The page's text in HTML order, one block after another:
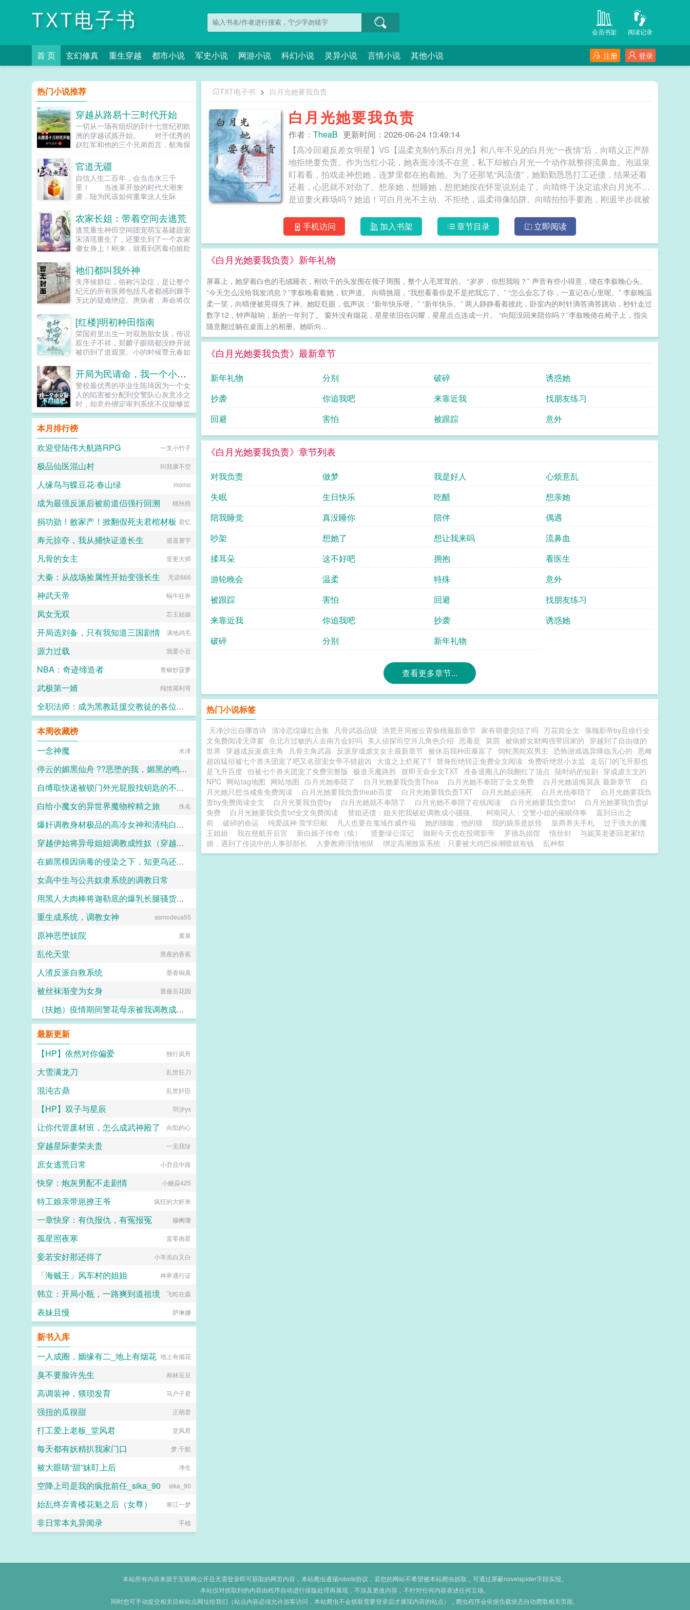
TXT电子书 阅读记录
会员书架
首 页 玄幻修真 重生穿越 都市小说 军史小说 网游小说 科幻小说 灵异小说 言情小说 其他小说 登录
注册
TXT电子书 > 白月光她要我负责
白月光她要我负责
作者： TheaB 更新时间：2026-06-24 13:49:14
【高冷回避反差女明星】VS【温柔克制钓系白月光】和八年不见的白月光“一夜情”后，向晴义正严辞
地拒绝要负责。作为当红小花，她表面冷淡不在意，私下却被白月光一个动作就整得流鼻血。泡温泉
盯着看，拍戏走神想她，连梦里都在抱着她。为了还那笔“风流债”，她勤勤恳恳打工还债，结果还着
还着，心思就不对劲了。想亲她，想睡她，想把她按在怀里说别走了。向晴终于决定追求白月光不就
是追妻火葬场吗？她追！可白月光不主动、不拒绝，温柔得像陷阱。向晴拍拍手要跑，刚退半步就被
没放下过，也根本没打算让向晴跑掉。那些“不主动不拒绝”的暧昧，每一步都算好了——让她靠近，
让她心软，让她再也舍不得松手。就是算准了她爱她。这哪里是追妻火葬场，分明是猎物自投罗网。
破镜重圆，娱乐圈，钓系白月光1v1双洁 白月光她要我负责
手机访问 加入书架 章节目录 立即阅读
《白月光她要我负责》新年礼物
屏幕上，她穿着白色的毛绒睡衣，刚吹干的头发围在领子周围，整个人毛茸茸的。 “岁岁，你想我啦？” 声音有些小得意，绕在李叙晚心头。
“今天怎么没给我发消息？”李叙晚看着她，软声道。 向晴挑眉，“我想看看你是不是把我忘了。” “怎么会忘了你，一直记在心里呢。” 李叙晚温
柔一笑，向晴便被晃得失了神。她眨眨眼，低声说：“新年快乐呀。” “新年快乐。” 两人静静看着彼此，卧室内的时针滴答滴答跳动，秒针走过
数字12，钟声敲响，新的一年到了。 窗外没有烟花，星星依旧在闪耀，星星点点连成一片。 “向阳没回来陪你吗？”李叙晚倚在椅子上，指尖
随意翻过躺在桌面上的相册。她听向...
《白月光她要我负责》最新章节
新年礼物 分别 破碎
诱惑她
抄袭
你追我吧 来靠近我
找朋友练习
回避
害怕 被跟踪 意外
《白月光她要我负责》章节列表
对我负责 做梦 我是好人
心烦意乱
失眠
生日快乐 吃醋
想亲她
陪我睡觉
真没睡你 陪伴
偶遇
吵架
想她了 想让我来吗
流鼻血
揉耳朵
这不好吧 拥抱
看医生
游轮晚会
温柔 特殊
意外
被跟踪
害怕 回避
找朋友练习
来靠近我
你追我吧 抄袭
诱惑她
破碎
分别 新年礼物
查看更多章节...
热门小说标签
天净沙出自哪首诗 清冷恋综爆红合集 凡骨武器品级 洪荒开局被云霄偷桃最新章节 家有萌妻完结了吗 万花筒全文 落魄影帝by且徐行全
文免费阅读无弹窗 在北方过敏的人去南方会好吗 美人侦探司空月儿角色介绍 恶毒是 莫茴 被病娇女财阀强带回家的 穿越到了自由做的
世界 穿越成反派虐主角 凡骨主角武器 反派穿成虐文女主最新章节 被休后我种田暴富了 饲蛇黑蛇双男主 恐怖游戏诡异降临无心的 恶雌
超凶猛但被七个兽夫团宠了吧又名甜宠女帝不错超凶 大道之上烂尾了? 替身拒绝转正免费全文阅读 免费听绝世小太监 走后门的飞升那也
是飞升百度 但被七个兽夫团宠了免费完整版 极道天魔路胜 朕即天命全文TXT 准备退圈儿的我翻红了顶点 陆时屿的短剧 穿成虐主文的
NPC 网站tag地图 网站地图 白月光她奉陪了 白月光她要我负责Thea 白月光她不奉陪了全文免费 白月光她追悔莫及 最新章节
白
月光她只想当咸鱼免费阅读
白月光她要我负责theab百度 白月光她要我负责TXT 白月光她必须死 白月光他奉陪了
白月光她要我负
责by免费阅读全文
白月光要我负责by 白月光她就不奉陪了 白月光她不奉陪了在线阅读 白月光她要我负责txt
白月光她要我负责gl
免费
白月光她要我负责txt全文免费阅读 替姐还债：姐夫把我破处调教成小骚猫。 柯南同人：交警小姐的催眠侍奉
直到日出之
前
破碎的命运 纯爱战神·萤学巨献 凡人也要在鬼域作威作福 她的猫咖，他的猫 我的娘亲是妖怪 皇商养夫手札
过于强大的魔
王姐姐
我在慈航开后宫 新白娘子传奇（续） 贤妻绿公淫记 御厨今天也在投喂影帝 罗德岛娼馆 情丝剑
与妮芙老婆回老家结
婚，遇到了传说中的人事部部长
人妻教师淫情地狱 绑定高潮致富系统：只要被大鸡巴操潮喷就有钱 乱种祭
热门小说推荐
穿越从路易十三时代开始
一切从一场有组织的到十七世纪初欧
洲的穿越试炼开始。 对于优秀的
赵红军和他的三个兄弟而言，航海探
前提是通过五百名额的试炼…...
官道无疆
自信人生二百年，会当击水三千
里！ 当改革开放的时代大潮来
袭，陆为民该如何重掌这人生际
的崛起，诡谲起伏的人生，沉浮跌宕
的官场，一步一个脚印，抓住每一个
机会，大道无形，行者无疆，漫漫官
道，唯有胸怀天地，志存高远，方能
直抵彼岸。 官场经典之作。...
农家长姐：带着空间去逃荒
逃荒重生种田空间团宠萌宝基建甜宠
宋清瑶重生了，还重生到了一个农家
傻女身上！刚来，就看到恶毒伯娘欺
了。刚解决了，就遇...
祂们都叫我外神
失序候群症，俗称污染症，是让整个
纪元的所有医师包括凡者都感到棘手
无比的疑难绝症。患病者，寿命将仅
们无一例外地蜕变为扭曲怪物，沦为
污祟的帮凶，天灾的眷属以及盘踞于
此世之外的邪神任采任撷的信仰源
泉。病原因未知。病时间未知。传染
度极高。治疗方法无。病患危险程度
秩序部门汇报其行踪，我们将第一时
间赶到现场将其击毙保证群众安全，
对于举报成功者，我们颁五金币以资
嘉奖。于是第二天，秩序局门口多出
一位自告奋勇的失序者。里亚克尔查
先生，我实名举报我自己，申请批
准！怎么又是你！你非得每天来这里
自打卡一次吗！！？...
[红楼]明初种田指南
荣国府里出生一对双胞胎女孩，传说
双生子不祥，郑麟子眼睛都没睁开就
被扔到了道观里。小的时候贾元春如
长大后贾元春进入深宫从此战战兢
兢，日夜为家族父母机关算尽。郑麟
子开始一点点经营自己的小日子，倒
也过得有滋有味。因为养牛让牛痘提
前出现，因为种棉，引导大家改用飞
梭日子日新月异，但是荣国府却突然
凑上来了。麟子别来沾边，你们姓贾
我姓郑，咱们不是一家人。以下是预
收在始皇帝面前打败李二凤李二凤这
位靠玄武门继承法上位的千古一帝在
驾崩的时候有人问他愿不愿意去给秦
始皇当太子，如果愿意，就让长孙皇
后跟着一起去。李世民大喜，摩拳擦
掌准备去做秦二世，还厚脸皮想把贞
观朝的群臣带上。子央，因为经常出
车祸得到外号子央的考古系倒霉蛋大
学生。她再次遇到了车祸后，在生死
一瞬间有人问她愿不愿意去给秦始皇
当孩子，只要得到始皇帝一句子央，
吾家麒麟女的评价就能在现实世界中
避开这次死亡。子央当然愿意啊！觉
得这是天上掉馅饼的好事，哄着秦始
皇夸自己一句没难度，有嘴就能办。
可是等她到了咸阳发现这事儿还真不
好办，因为李世民版本的扶苏简直是
始皇帝的梦中太子。有了他，所有的
王子公主都是草，只有太子才是宝！
子央咋办？这地狱难度啊，我身体还
在抢救，急需始皇帝夸我一句啊！子
央快急死了，但是李二凤也太优秀
了。子央李二凤我和你拼了！...
开局为民请命，我一个小交警不合适吧
警校最优秀的毕业生陈琦因为一个女
人的陷害被分配到交警队心灰意冷之
时，却意外绑定审判系统不仅能够监
测到罪犯，还能通过抓罪犯获得奖励
咱虽是一介小小交警，咱也能为名除
害！...
本月排行榜
欢迎登陆伟大航路RPG
一支小竹子
极品仙医混山村 叫我康不空
人缘鸟与蝶豆花·春山绿 momo
成为最强反派后被前道侣强行回溯 桃秋梧
捐功勋！败家产！掀翻假死夫君棺材板 君忆
寿元掠夺，我从捕快证道长生 逍遥寰宇
凡骨的女主 壹更大师
大秦：从战场捡属性开始变强长生 无谅666
神武天帝 蜗牛狂奔
凤女无双 芯玉姑娘
开局选刘备，只有我知道三国剧情 满地鸡毛
源力过载 我爱小豆
NBA：奇迹缔造者 青椒炒菠萝
武极第一婿 纯情犀利哥
全职法师：成为黑教廷援交教徒的各位婊子
本周收藏榜
一念神魔
水泽
停云的媚黑仙舟 ??恶堕的我，媚黑的鸣火首席以及仙舟??
自缚取快递被锁门外光屁股找钥匙的不良妹妹
黑翼君
白给小魔女的异世界魔物榨精之旅 佚名
爆奸调教身材极品的高冷女神和清纯白袜甜妹留学生，射满她们的鞋柜里的高跟鞋和小皮鞋
穿越伊始将异母姐姐调教成性奴（穿越到异世界把高贵强大的女性征服至胯下）
在媚黑模因病毒的侵染之下，知更鸟还是恶堕成了黑爹的媚黑母猪
人头木321
女高中生与公共奴隶系统的调教日常
喵不可言
用黑人大肉棒将迦勒底的爆乳长腿骚货英灵一个个的全都调教成发情媚黑母猪贱婊吧
克图格亚改二
重生成系统，调教女神 asmodeus55
原神恶堕妓院 黄泉
乱伦天堂 黑夜的香蕉
人渣反派自救系统 墨香铜臭
被丝袜渐变为女身 蔷薇后花园
（扶她）疫情期间警花母亲被我调教成三洞全开的肉便器母狗
最新更新
【HP】依然对你偏爱
独行岚舟
大雪满龙刀 乱世狂刀
混沌古鼎 乱世奸臣
【HP】双子与星辰 羽汐yx
让你代管废材班，怎么成武神殿了 向阳的心
穿越星际妻荣夫贵 一见我珍
庶女逃荒日常 小乔且中路
快穿：炮灰男配不走剧情 小糖蒜425
特工娘亲带崽撩王爷 疯狂的大虾米
一章快穿：有仇报仇，有冤报冤 穆阑珊
孤星照夜寒 蜚零南星
妾若安好那还得了 小羊羔白又白
「海贼王」风车村的姐姐 神界通行证
韩立：开局小瓶，一路爽到道祖境 飞蛇在森
表妹且慢 萨琳娜
新书入库
一人成圈，姻缘有二_地上有烟花 地上有烟花
臭不要脸许先生 南林豆豆
高调装神，猥琐发育 马户子君
强扭的瓜很甜 正萌君
打工爱上老板_堂风君 堂风君
每天都有妖精扒我家门口 梦.千航
被大眼睛“甜”妹盯上后 净生
空降上司是我的疯批前任_sika_90 sika_90
始乱终弃青楼花魁之后（女尊） 寒江一梦
非日常本丸异闻录 手植
本站所有内容来源于互联网公开且无需登录即可获取的网页内容，本站爬虫遵循robots协议，若您的网站不希望被本站爬虫抓取，可通过屏蔽novelspider字段实现。
本站仅对抓取到的内容由程序自动进行排版处理再展现，不涉及更改内容，不针对任何内容表述任何立场。
同时您可手动提交相关目标站点网址给我们（站点内容必须允许游客访问，本站爬虫不会抓取需要登录后才展现内容的站点），爬虫程序会依据负载状态自动爬取相关页面。